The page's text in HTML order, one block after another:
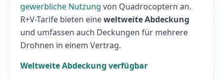
gewerbliche Nutzung von Quadrocoptern an.
R+V-Tarife bieten eineweltweite Abdeckung
und umfassen auch Deckungen für mehrere
Drohnen in einem Vertrag.
Weltweite Abdeckung verfügbar